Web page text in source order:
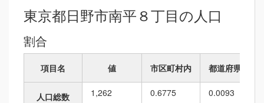
東京都日野市南平８丁目の人口
割合
項目名 値 市区町村内 都道府県内
人口総数 1,262 0.6775 0.0093